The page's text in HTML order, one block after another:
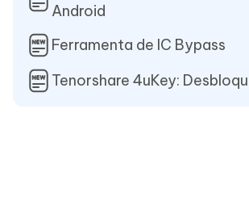
Android
Ferramenta de IC Bypass
Tenorshare 4uKey: